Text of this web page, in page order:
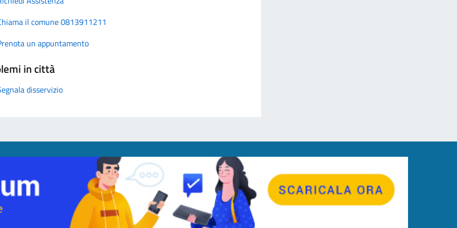
il comune 0813911211
un appuntamento
in città
disservizio